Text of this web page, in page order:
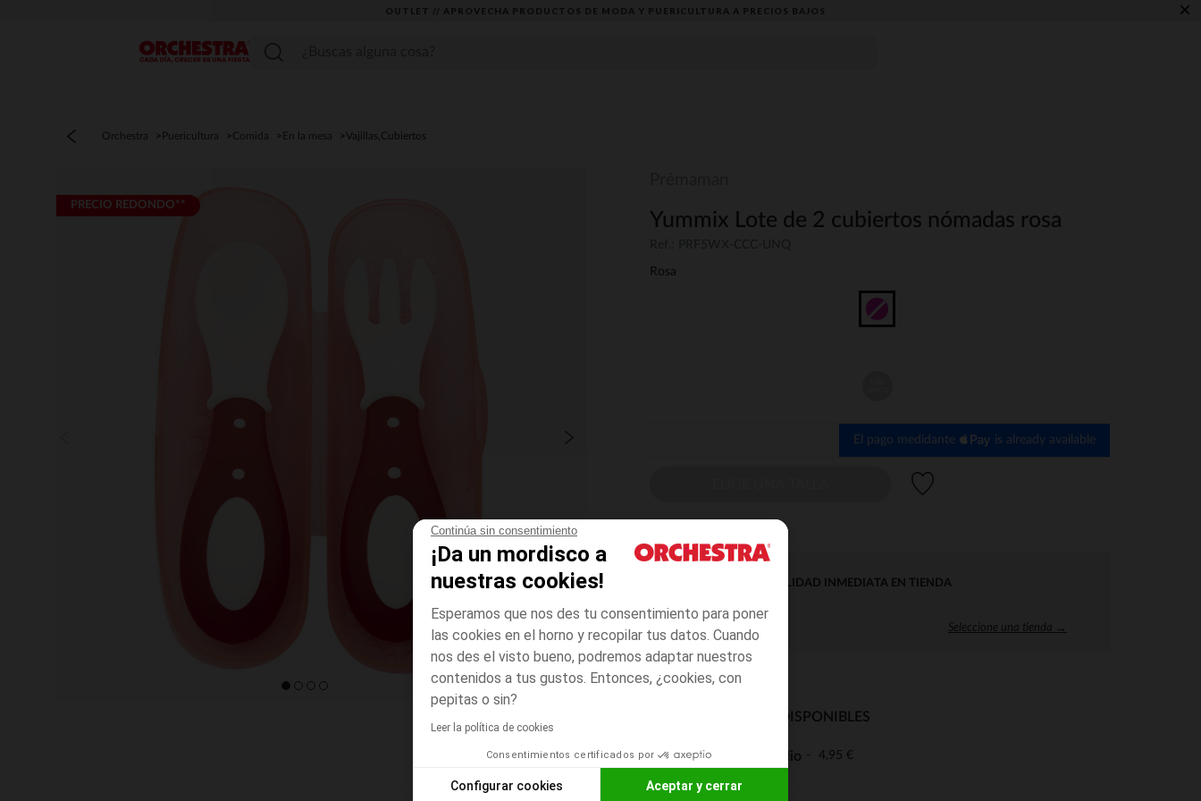
Continúa sin consentimiento
¡Da un mordisco a
nuestras cookies!
Esperamos que nos des tu consentimiento para poner
las cookies en el horno y recopilar tus datos. Cuando
nos des el visto bueno, podremos adaptar nuestros
contenidos a tus gustos. Entonces, ¿cookies, con
pepitas o sin?
Leer la política de cookies
Consentimientos certificados por
Configurar cookies Aceptar y cerrar
OUTLET // APROVECHA PRODUCTOS DE MODA Y PUERICULTURA A PRECIOS BAJOS ×
Menú
Orchestra Puericultura Comida En la mesa Vajillas,Cubiertos
PRECIO REDONDO**
Yummix Lote de 2 cubiertos nómadas rosa
Rosa
El pago medidante is already available
DISPONIBILIDAD INMEDIATA EN TIENDA
Seleccione una tienda →
MODOS DE ENVÍO DISPONIBLES
Entrega a domicilio 4,95 €